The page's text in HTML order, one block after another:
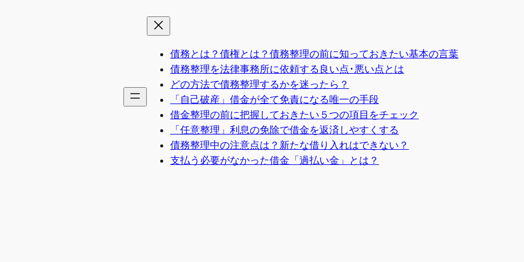
債務とは？債権とは？債務整理の前に知っておきたい基本の言葉
債務整理を法律事務所に依頼する良い点･悪い点とは
どの方法で債務整理するかを迷ったら？
「自己破産」借金が全て免責になる唯一の手段
借金整理の前に把握しておきたい５つの項目をチェック
「任意整理」利息の免除で借金を返済しやすくする
債務整理中の注意点は？新たな借り入れはできない？
支払う必要がなかった借金「過払い金」とは？